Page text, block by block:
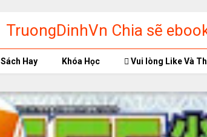
TruongDinhVn Chia sẽ
phần mềm học tập miễn phí
Sách Hay Khóa Học Vui lòng Like Và